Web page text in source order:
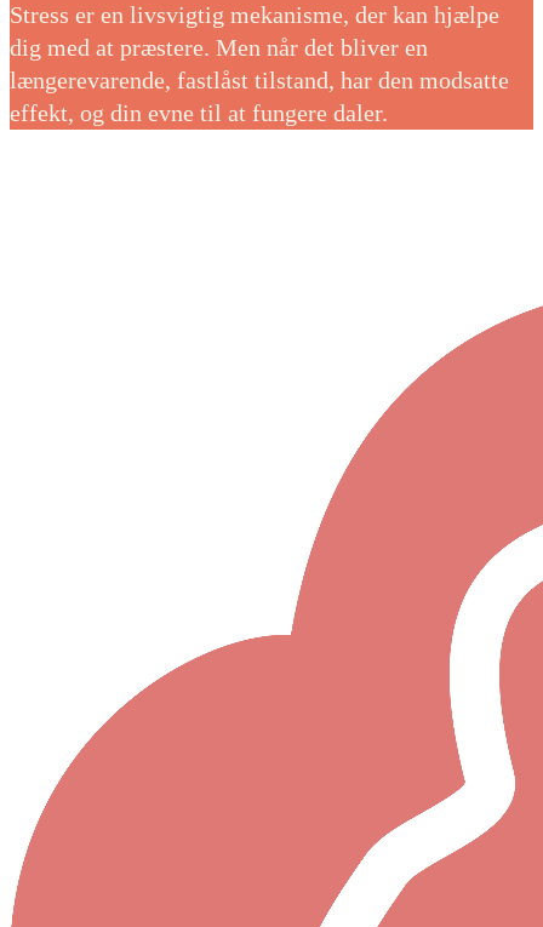
Stress er en livsvigtig mekanisme, der kan hjælpe
dig med at præstere. Men når det bliver en
længerevarende, fastlåst tilstand, har den modsatte
effekt, og din evne til at fungere daler.